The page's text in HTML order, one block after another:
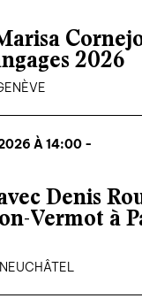
2026
À 14:00 -
Denis
Vermot à